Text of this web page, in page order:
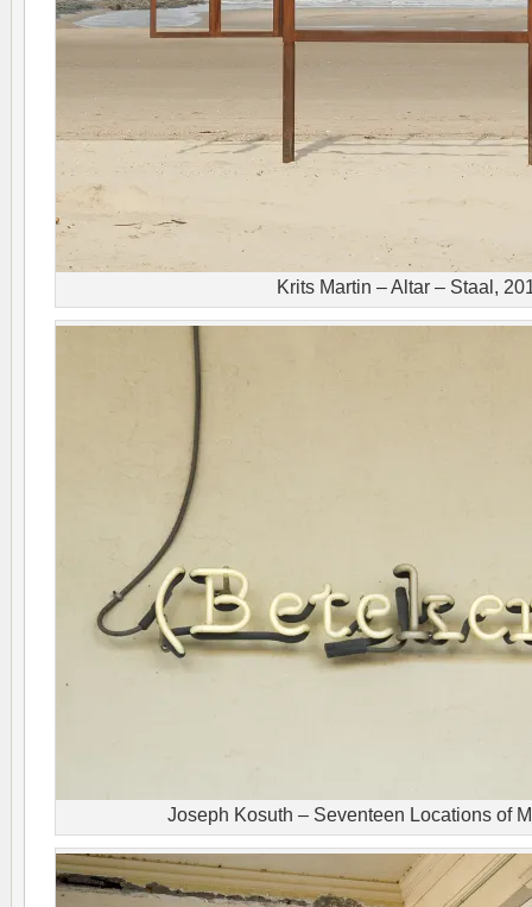
Krits Martin – Altar – Staal,
Joseph Kosuth – Seventeen Locations of